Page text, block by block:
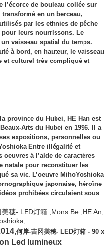
l’écorce de bouleau collée sur
transformé en un berceau,
par les ethnies de pêche
pour leurs nourrissons. Le
vaisseau spatial du temps.
à bord, en hauteur, le vaisseau
et culturel très compliqué et
province du Hubei, HE Han est
Arts du Hubei en 1996. Il a
expositions, personnelles ou
Entre illégalité et
à l’aide de caractères
natale pour reconstituer les
sa vie. L’oeuvre MihoYoshioka
japonaise, héroïne
prohibées circulaient sous
何岸-吉冈美穗- LED灯箱 - 90 x
Led lumineux